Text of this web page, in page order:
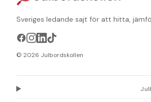
Sveriges ledande sajt för att hitta,
© 2026 Julbordskollen